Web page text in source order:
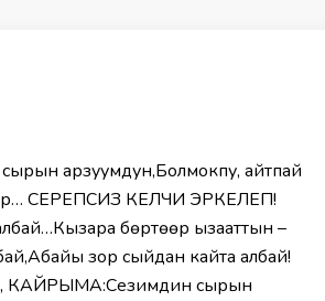
арзуумдун,​​Болмокпу, айтпай
СЕРЕПСИЗ КЕЛЧИ ЭРКЕЛЕП!
бөртөөр ызааттын –
зор сыйдан кайта албай!
КАЙРЫМА:Сезимдин сырын